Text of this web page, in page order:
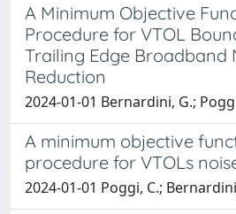
A Minimum Objective
Procedure for VTOL
Trailing Edge Broadband
Reduction
2024-01-01 Bernardini, G.;
A minimum objective
procedure for VTOLs
2024-01-01 Poggi, C.;